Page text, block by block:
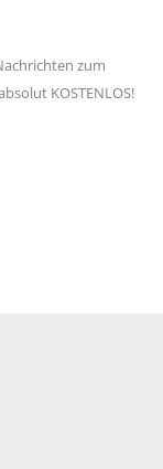
zum
KOSTENLOS!